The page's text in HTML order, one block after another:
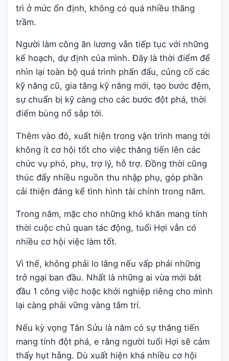
trì ở mức ổn định, không có quá nhiều thăng
trầm.
Người làm công ăn lương vẫn tiếp tục với những
kế hoạch, dự định của mình. Đây là thời điểm để
nhìn lại toàn bộ quá trình phấn đấu, củng cố các
kỹ năng cũ, gia tăng kỹ năng mới, tạo bước đệm,
sự chuẩn bị kỹ càng cho các bước đột phá, thời
điểm bùng nổ sắp tới.
Thêm vào đó, xuất hiện trong vận trình mang tới
không ít cơ hội tốt cho việc thăng tiến lên các
chức vụ phó, phụ, trợ lý, hỗ trợ. Đồng thời cũng
thúc đẩy nhiều nguồn thu nhập phụ, góp phần
cải thiện đáng kể tình hình tài chính trong năm.
Trong năm, mặc cho những khó khăn mang tính
thời cuộc chủ quan tác động, tuổi Hợi vẫn có
nhiều cơ hội việc làm tốt.
Vì thế, không phải lo lắng nếu vấp phải những
trở ngại ban đầu. Nhất là những ai vừa mới bắt
đầu 1 công việc hoặc khởi nghiệp riêng cho mình
lại càng phải vững vàng tâm trí.
Nếu kỳ vọng Tân Sửu là năm có sự thăng tiến
mang tính đột phá, e rằng người tuổi Hợi sẽ cảm
thấy hụt hẫng. Dù xuất hiện khá nhiều cơ hội